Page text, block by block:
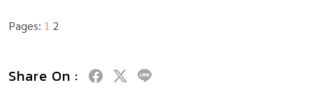
Pages: 1 2
Share On :